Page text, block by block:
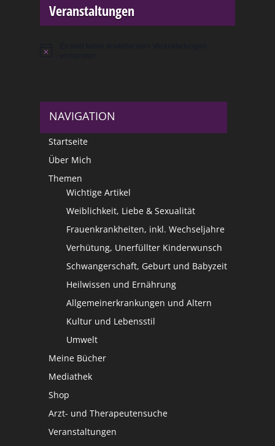
Veranstaltungen
Hinweis
NAVIGATION
Startseite
Über Mich
Themen
Wichtige Artikel
Weiblichkeit, Liebe & Sexualität
Frauenkrankheiten, inkl. Wechseljahre
Verhütung, Unerfüllter Kinderwunsch
Schwangerschaft, Geburt und Babyzeit
Heilwissen und Ernährung
Allgemeinerkrankungen und Altern
Kultur und Lebensstil
Umwelt
Meine Bücher
Mediathek
Shop
Arzt- und Therapeutensuche
Veranstaltungen